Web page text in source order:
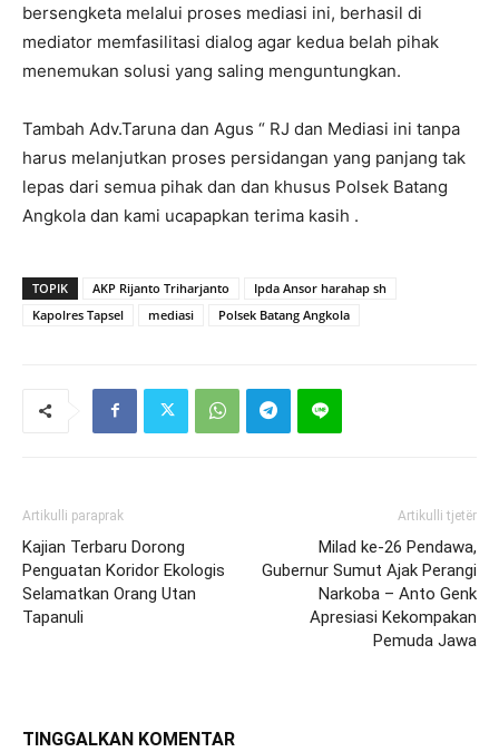
bersengketa melalui proses mediasi ini, berhasil di
mediator memfasilitasi dialog agar kedua belah pihak
menemukan solusi yang saling menguntungkan.
Tambah Adv.Taruna dan Agus “ RJ dan Mediasi ini tanpa
harus melanjutkan proses persidangan yang panjang tak
lepas dari semua pihak dan dan khusus Polsek Batang
Angkola dan kami ucapapkan terima kasih .
TOPIK AKP Rijanto Triharjanto
Ipda Ansor harahap sh
Kapolres Tapsel
mediasi Polsek Batang Angkola
Artikulli paraprak
Kajian Terbaru Dorong
Penguatan Koridor Ekologis
Selamatkan Orang Utan
Tapanuli
Artikulli tjetër
Milad ke-26 Pendawa,
Gubernur Sumut Ajak Perangi
Narkoba – Anto Genk
Apresiasi Kekompakan
Pemuda Jawa
TINGGALKAN KOMENTAR